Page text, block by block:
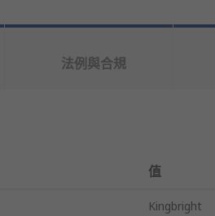
法例與合規
值
Kingbright